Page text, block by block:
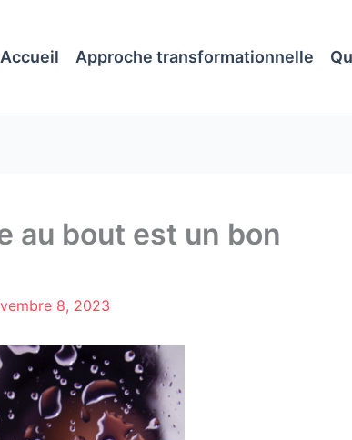
Accueil Approche transformationnelle
au bout est un bon
8, 2023